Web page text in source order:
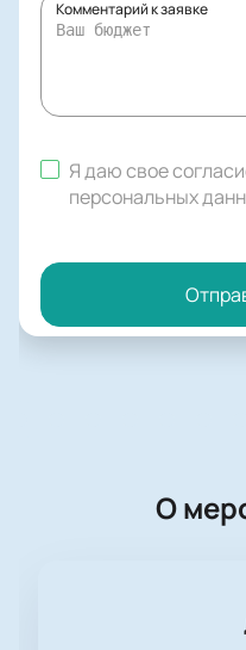
Комментарий к заявке
Я даю свое
персональных
О